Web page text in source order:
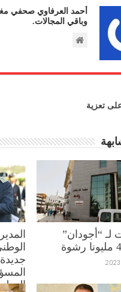
أحمد العرفاوي صحفي
وباقي المجالات.
تعزية
لـ “أجودان”